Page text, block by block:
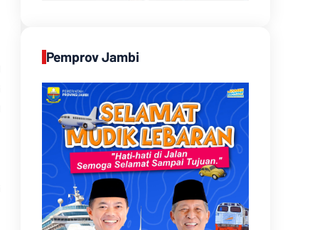
Pemprov Jambi